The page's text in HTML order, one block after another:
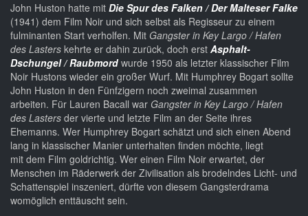
John Huston hatte mit Die Spur des Falken / Der Malteser Falke
(1941) dem Film Noir und sich selbst als Regisseur zu einem
fulminanten Start verholfen. Mit Gangster in Key Largo / Hafen
des Lasters kehrte er dahin zurück, doch erst Asphalt-
Dschungel / Raubmord wurde 1950 als letzter klassischer Film
Noir Hustons wieder ein großer Wurf. Mit Humphrey Bogart sollte
John Huston in den Fünfzigern noch zweimal zusammen
arbeiten. Für Lauren Bacall war Gangster in Key Largo / Hafen
des Lasters der vierte und letzte Film an der Seite ihres
Ehemanns. Wer Humphrey Bogart schätzt und sich einen Abend
lang in klassischer Manier unterhalten finden möchte, liegt
mit dem Film goldrichtig. Wer einen Film Noir erwartet, der
Menschen im Räderwerk der Zivilisation als brodelndes Licht- und
Schattenspiel inszeniert, dürfte von diesem Gangsterdrama
womöglich enttäuscht sein.